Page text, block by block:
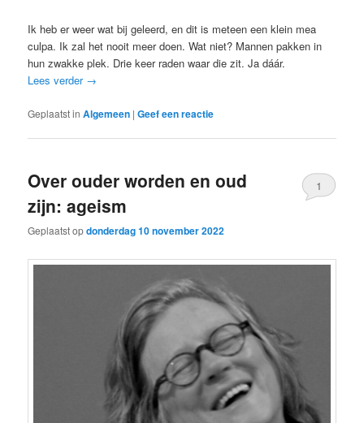
Ik heb er weer wat bij geleerd, en dit is meteen een klein mea
culpa. Ik zal het nooit meer doen. Wat niet? Mannen pakken in
hun zwakke plek. Drie keer raden waar die zit. Ja dáár.
Lees verder →
Geplaatst in Algemeen |Geef een reactie
Over ouder worden en oud
zijn: ageism
Geplaatst opdonderdag 10 november 2022
1